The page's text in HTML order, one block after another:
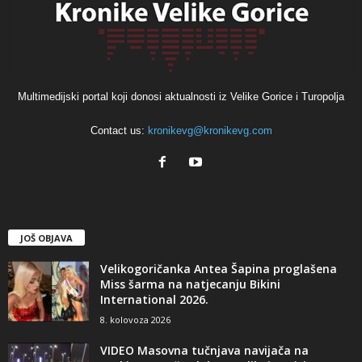
Multimedijski portal koji donosi aktualnosti iz Velike Gorice i Turopolja
Contact us: kronikevg@kronikevg.com
JOŠ OBJAVA
Velikogoričanka Antea Šapina proglašena
Miss šarma na natjecanju Bikini
International 2026.
8. kolovoza 2026
VIDEO Masovna tučnjava navijača na